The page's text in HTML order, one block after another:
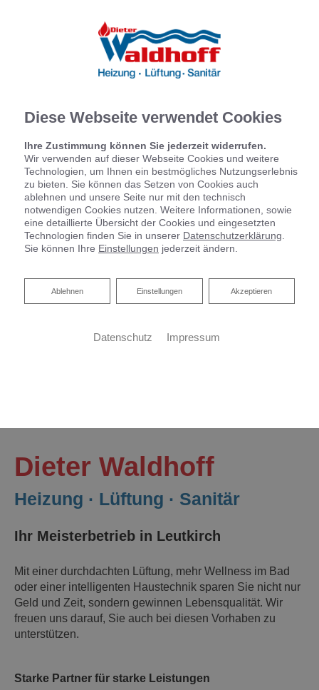
Dieter Waldhoff
Heizung · Lüftung · Sanitär
Ihr Meisterbetrieb in Leutkirch
Mit einer durchdachten Lüftung, mehr Wellness im Bad
oder einer intelligenten Haustechnik sparen Sie nicht nur
Geld und Zeit, sondern gewinnen Lebensqualität. Wir
freuen uns darauf, Sie auch bei diesen Vorhaben zu
unterstützen.
Starke Partner für starke Leistungen
Diese Webseite verwendet Cookies
Ihre Zustimmung können Sie jederzeit widerrufen.
Wir verwenden auf dieser Webseite Cookies und weitere
Technologien, um Ihnen ein bestmögliches Nutzungserlebnis
zu bieten. Sie können das Setzen von Cookies auch
ablehnen und unsere Seite nur mit den technisch
notwendigen Cookies nutzen. Weitere Informationen, sowie
eine detaillierte Übersicht der Cookies und eingesetzten
Technologien finden Sie in unserer Datenschutzerklärung
Sie können Ihre Einstellungen jederzeit ändern.
Akzeptieren
Einstellungen
Ablehnen
Ablehnen
Datenschutz Impressum